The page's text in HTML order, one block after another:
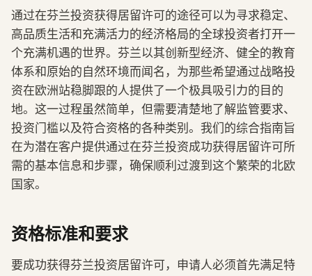
通过在芬兰投资获得居留许可的途径可以为寻求稳定、
高品质生活和充满活力的经济格局的全球投资者打开一
个充满机遇的世界。芬兰以其创新型经济、健全的教育
体系和原始的自然环境而闻名，为那些希望通过战略投
资在欧洲站稳脚跟的人提供了一个极具吸引力的目的
地。这一过程虽然简单，但需要清楚地了解监管要求、
投资门槛以及符合资格的各种类别。我们的综合指南旨
在为潜在客户提供通过在芬兰投资成功获得居留许可所
需的基本信息和步骤，确保顺利过渡到这个繁荣的北欧
国家。
资格标准和要求
要成功获得芬兰投资居留许可，申请人必须首先满足特